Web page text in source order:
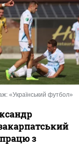
«Український футбол»
з